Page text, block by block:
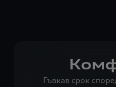
Гъвкав срок